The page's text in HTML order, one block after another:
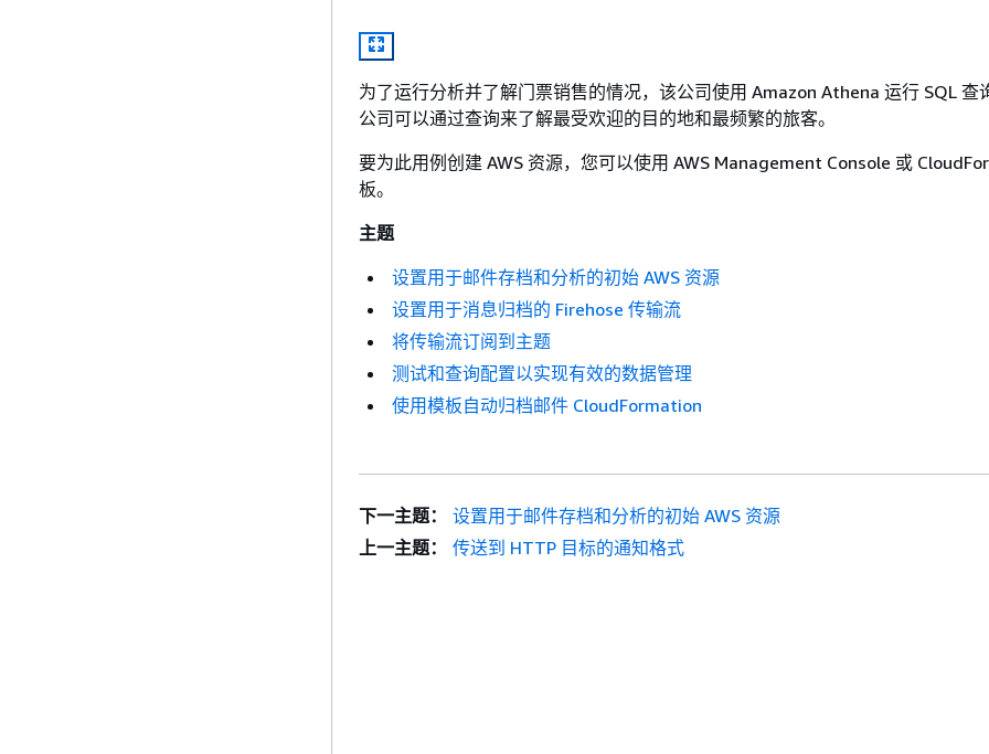
为了运行分析并了解门票销售的情况，该公司使用 Amazon Athena 运行 SQL 查
公司可以通过查询来了解最受欢迎的目的地和最频繁的旅客。
要为此用例创建 AWS 资源，您可以使用 AWS Management Console 或
板。
主题
设置用于邮件存档和分析的初始 AWS 资源
设置用于消息归档的 Firehose 传输流
将传输流订阅到主题
测试和查询配置以实现有效的数据管理
使用模板自动归档邮件 CloudFormation
下一主题：
设置用于邮件存档和分析的初始 AWS 资源
上一主题：
传送到 HTTP 目标的通知格式